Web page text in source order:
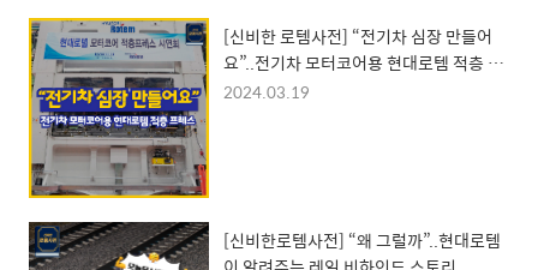
[신비한 로템사전] “전기차 심장 만들어
요”..전기차 모터코어용 현대로템 적층 프
레스
2024.03.19
[신비한로템사전] “왜 그럴까”..현대로템